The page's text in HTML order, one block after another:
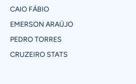
CAIO FÁBIO
EMERSON ARAÚJO
PEDRO TORRES
CRUZEIRO STATS